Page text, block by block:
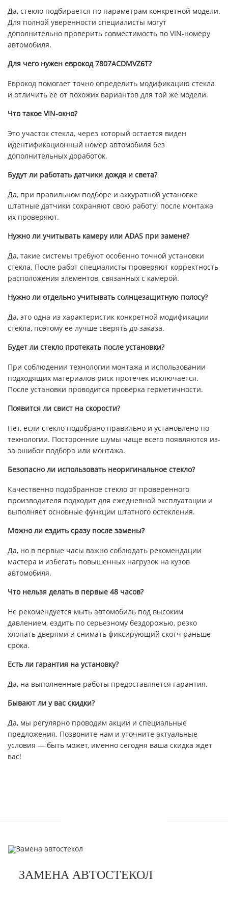
Да, стекло подбирается по параметрам конкретной модели.
Для полной уверенности специалисты могут
дополнительно проверить совместимость по VIN-номеру
автомобиля.
Для чего нужен еврокод 7807ACDMVZ6T?
Еврокод помогает точно определить модификацию стекла
и отличить ее от похожих вариантов для той же модели.
Что такое VIN-окно?
Это участок стекла, через который остается виден
идентификационный номер автомобиля без
дополнительных доработок.
Будут ли работать датчики дождя и света?
Да, при правильном подборе и аккуратной установке
штатные датчики сохраняют свою работу; после монтажа
их проверяют.
Нужно ли учитывать камеру или ADAS при замене?
Да, такие системы требуют особенно точной установки
стекла. После работ специалисты проверяют корректность
расположения элементов, связанных с камерой.
Нужно ли отдельно учитывать солнцезащитную полосу?
Да, это одна из характеристик конкретной модификации
стекла, поэтому ее лучше сверять до заказа.
Будет ли стекло протекать после установки?
При соблюдении технологии монтажа и использовании
подходящих материалов риск протечек исключается.
После установки проводится проверка герметичности.
Появится ли свист на скорости?
Нет, если стекло подобрано правильно и установлено по
технологии. Посторонние шумы чаще всего появляются из-
за ошибок подбора или монтажа.
Безопасно ли использовать неоригинальное стекло?
Качественно подобранное стекло от проверенного
производителя подходит для ежедневной эксплуатации и
выполняет основные функции штатного остекления.
Можно ли ездить сразу после замены?
Да, но в первые часы важно соблюдать рекомендации
мастера и избегать повышенных нагрузок на кузов
автомобиля.
Что нельзя делать в первые 48 часов?
Не рекомендуется мыть автомобиль под высоким
давлением, ездить по серьезному бездорожью, резко
хлопать дверями и снимать фиксирующий скотч раньше
срока.
Есть ли гарантия на установку?
Да, на выполненные работы предоставляется гарантия.
Бывают ли у вас скидки?
Да, мы регулярно проводим акции и специальные
предложения. Позвоните нам и уточните актуальные
условия — быть может, именно сегодня ваша скидка ждет
вас!
ЗАМЕНА АВТОСТЕКОЛ